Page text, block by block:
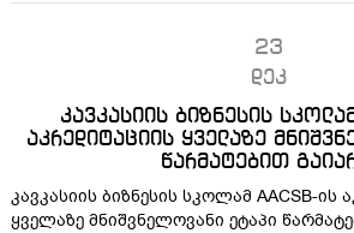
23
დეკ
კავკასიის ბიზნესის
აკრედიტაციის ყველაზე
წარმატებით
კავკასიის ბიზნესის სკოლამ AACSB-ის
ყველაზე მნიშვნელოვანი ეტაპი